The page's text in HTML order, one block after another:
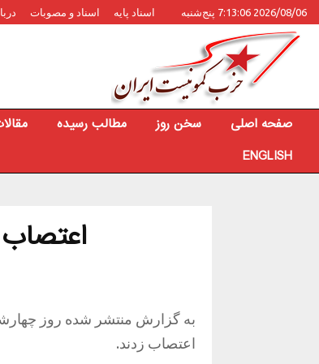
2026/08/06 7:13:06 پنج‌شنبه اسناد پایه اسناد و مصوبات
صفحه اصلی سخن روز مطالب رسیده
ENGLISH
اعتصاب
اعتصاب زدند.